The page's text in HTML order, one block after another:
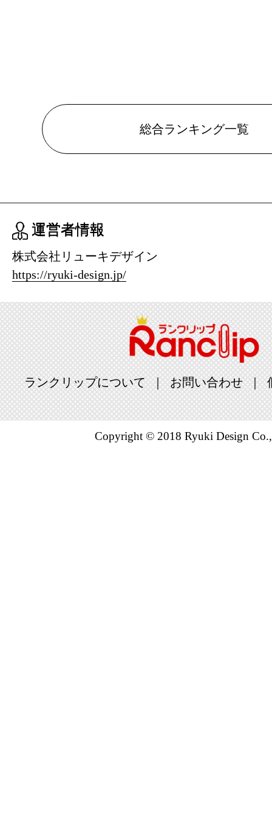
総合ランキング一覧
運営者情報
株式会社リューキデザイン
https://ryuki-design.jp/
ランクリップについて お問い合わせ
Copyright © 2018 Ryuki Design